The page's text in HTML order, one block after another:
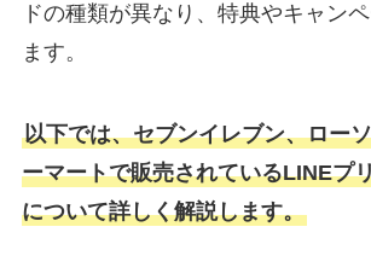
ドの種類が異なり、特典やキャン
ます。
以下では、セブンイレブン、ロー
ーマートで販売されているLINEプ
について詳しく解説します。